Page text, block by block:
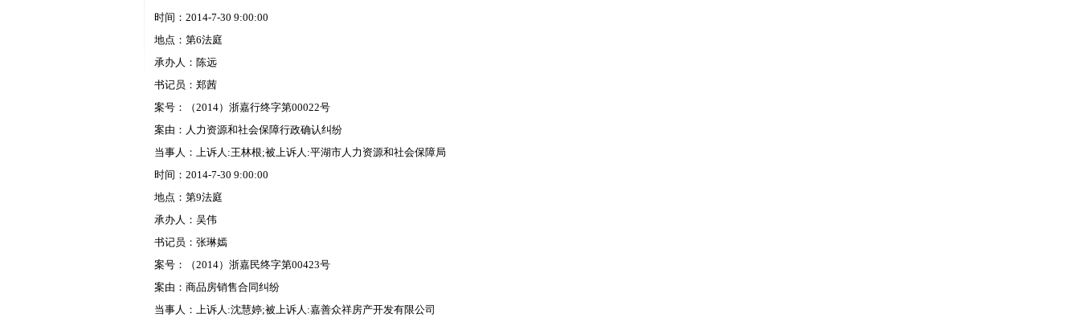
时间：2014-7-30 9:00:00
地点：第6法庭
承办人：陈远
书记员：郑茜
案号：（2014）浙嘉行终字第00022号
案由：人力资源和社会保障行政确认纠纷
当事人：上诉人:王林根;被上诉人:平湖市人力资源和社会保障局
时间：2014-7-30 9:00:00
地点：第9法庭
承办人：吴伟
书记员：张琳嫣
案号：（2014）浙嘉民终字第00423号
案由：商品房销售合同纠纷
当事人：上诉人:沈慧婷;被上诉人:嘉善众祥房产开发有限公司